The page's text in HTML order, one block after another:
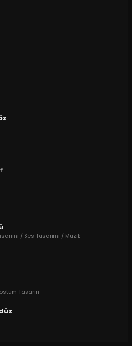
/ Ses Tasarımı / Müzik
Tasarım